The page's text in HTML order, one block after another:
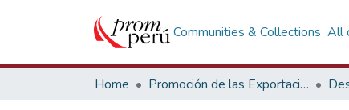
Communities & Collections All
Home Promoción de las Exportaciones